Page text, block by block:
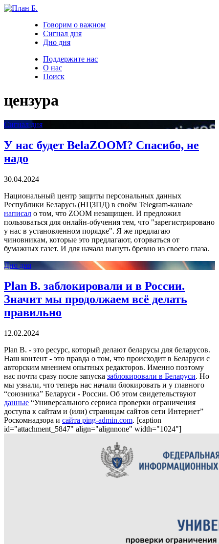
Говорим о важном
Сигнал дня
Дно дня
Поддержите нас
О нас
Поиск
цензура
Сигнал дня
У нас будет BelaZOOM? Спасибо, не
надо
30.04.2024
Национальный центр защиты персональных данных
Республики Беларусь (НЦЗПД) в своём Telegram-канале
написал о том, что ZOOM незащищен. И предложил
пользоваться для онлайн-обучения тем, что "зарегистрировано
у нас в установленном порядке". Я же предлагаю
чиновникам, которые это предлагают, оторваться от
бумажных газет. И для начала вынуть бревно из своего глаза.
Дно дня
Plan B. заблокировали и в России.
Значит мы продолжаем всё делать
правильно
12.02.2024
Plan B. - это ресурс, который делают беларусы для беларусов.
Наш контент - это правда о том, что происходит в Беларуси с
авторским мнением опытных редакторов. Именно поэтому
нас почти сразу после запуска заблокировали в Беларуси. Но
мы узнали, что теперь нас начали блокировать и у главного
“союзника” Беларуси - России. Об этом свидетельствуют
данные “Универсального сервиса проверки ограничения
доступа к сайтам и (или) страницам сайтов сети Интернет”
Роскомнадзора и сайта ping-admin.com. [caption
id="attachment_5847" align="alignnone" width="1024"]